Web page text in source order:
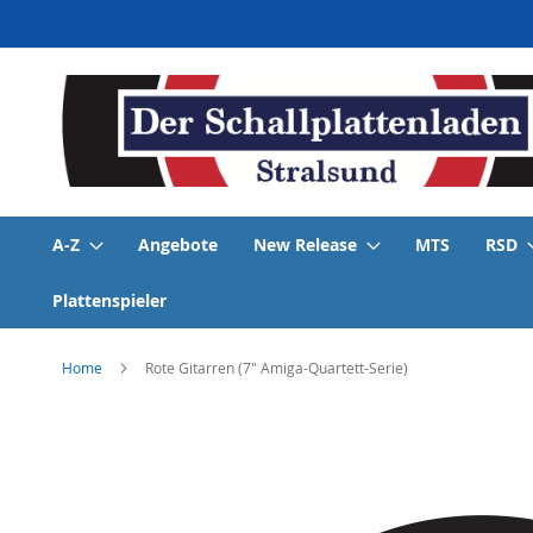
zum
Inhalt
A-Z Angebote New Release MTS RSD
Plattenspieler
Home Rote Gitarren (7" Amiga-Quartett-Serie)